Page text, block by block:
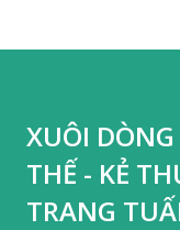
XUÔI
THẾ - KẺ
TRANG